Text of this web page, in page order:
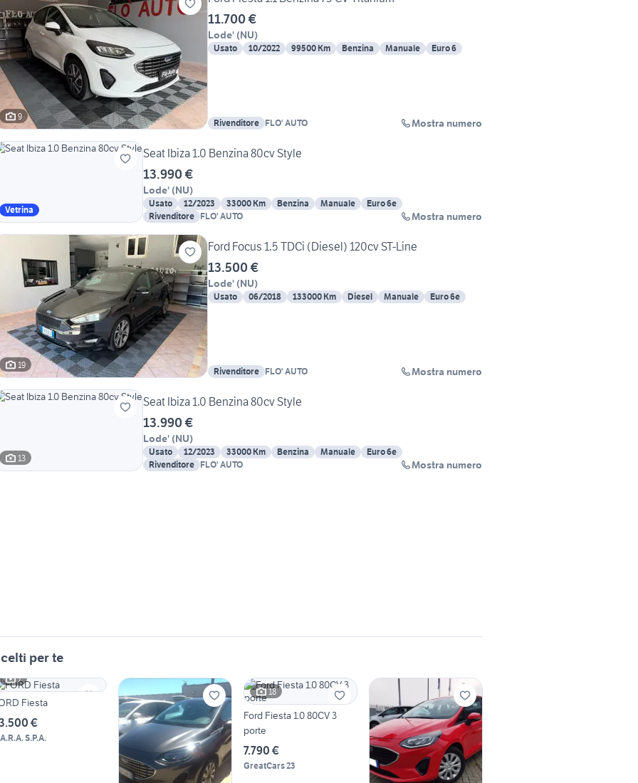
9
11.700 €
Lode' (NU)
Usato 10/2022 99500 Km Benzina Manuale Euro 6
Rivenditore FLO' AUTO Mostra numero
Vetrina
Seat Ibiza 1.0 Benzina 80cv Style
13.990 €
Lode' (NU)
Usato 12/2023 33000 Km Benzina Manuale
Euro 6e
Rivenditore FLO' AUTO Mostra numero
19
Ford Focus 1.5 TDCi (Diesel) 120cv ST-Line
13.500 €
Lode' (NU)
Usato 06/2018 133000 Km Diesel Manuale Euro 6e
Rivenditore FLO' AUTO Mostra numero
13
Seat Ibiza 1.0 Benzina 80cv Style
13.990 €
Lode' (NU)
Usato 12/2023 33000 Km Benzina Manuale
Euro 6e
Rivenditore FLO' AUTO Mostra numero
per te
7
Fiesta
€
S.P.A.
18
Ford Fiesta 1.0 80CV 3
porte
7.790 €
GreatCars 23